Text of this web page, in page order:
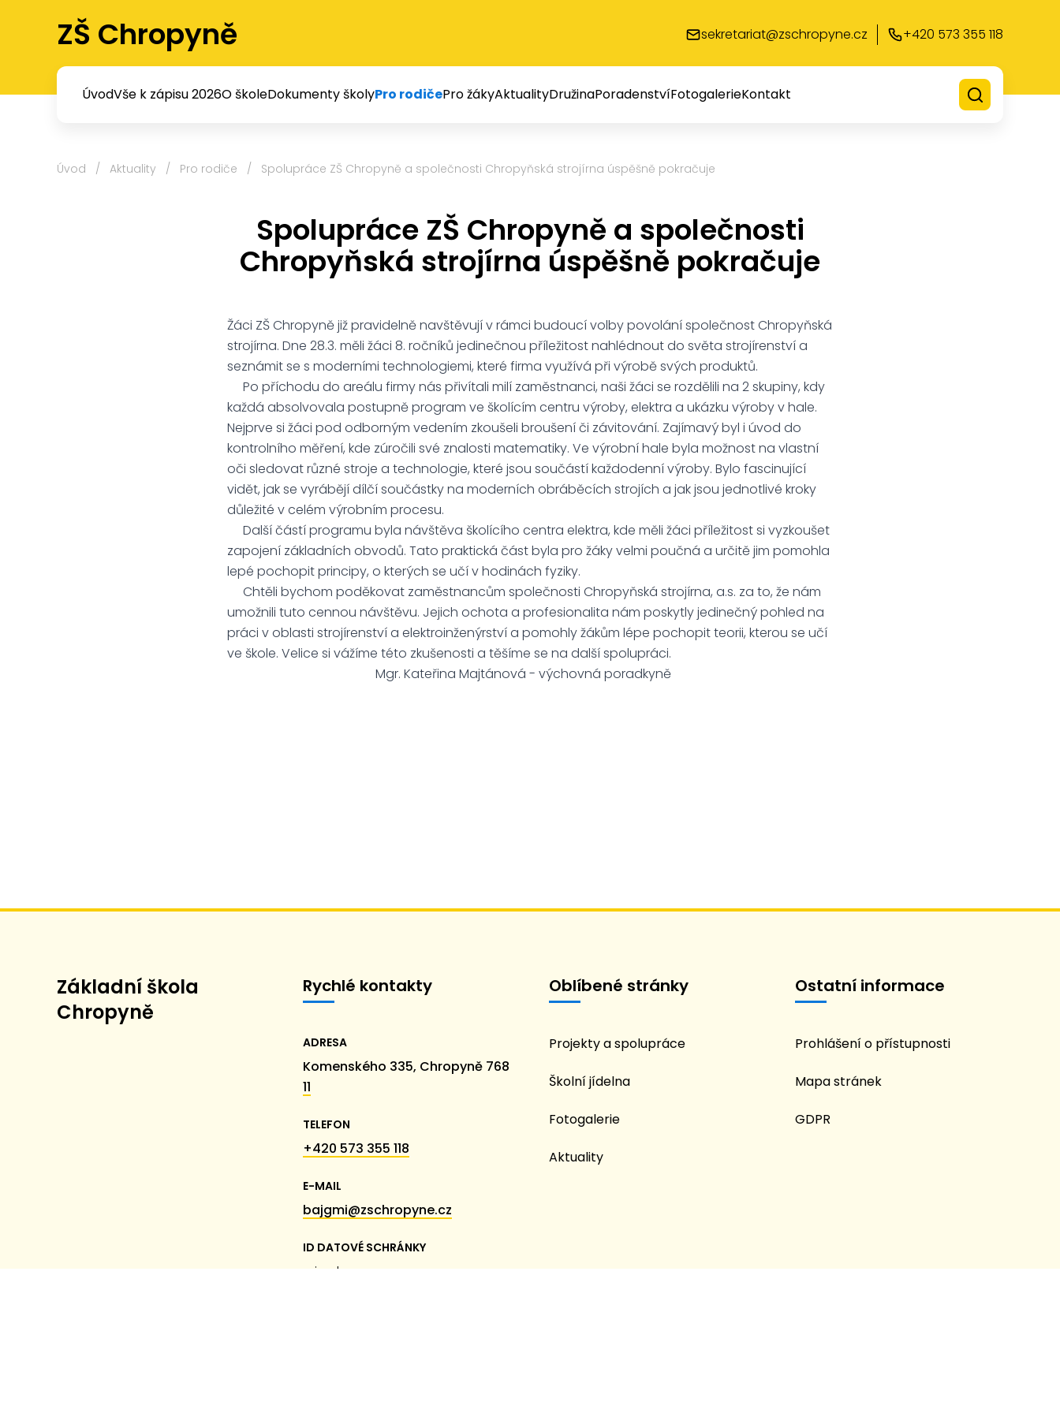
ZŠ Chropyně sekretariat@zschropyne.cz +420 573 355 118
ÚvodVše k zápisu 2026O školeDokumenty školyPro rodičePro žákyAktualityDružinaPoradenstvíFotogalerieKontakt
Úvod / Aktuality / Pro rodiče / Spolupráce ZŠ Chropyně a společnosti Chropyňská strojírna úspěšně pokračuje
Spolupráce ZŠ Chropyně a společnosti
Chropyňská strojírna úspěšně pokračuje
Žáci ZŠ Chropyně již pravidelně navštěvují v rámci budoucí volby povolání společnost Chropyňská
strojírna. Dne 28.3. měli žáci 8. ročníků jedinečnou příležitost nahlédnout do světa strojírenství a
seznámit se s moderními technologiemi, které firma využívá při výrobě svých produktů.
Po příchodu do areálu firmy nás přivítali milí zaměstnanci, naši žáci se rozdělili na 2 skupiny, kdy
každá absolvovala postupně program ve školícím centru výroby, elektra a ukázku výroby v hale.
Nejprve si žáci pod odborným vedením zkoušeli broušení či závitování. Zajímavý byl i úvod do
kontrolního měření, kde zúročili své znalosti matematiky. Ve výrobní hale byla možnost na vlastní
oči sledovat různé stroje a technologie, které jsou součástí každodenní výroby. Bylo fascinující
vidět, jak se vyrábějí dílčí součástky na moderních obráběcích strojích a jak jsou jednotlivé kroky
důležité v celém výrobním procesu.
Další částí programu byla návštěva školícího centra elektra, kde měli žáci příležitost si vyzkoušet
zapojení základních obvodů. Tato praktická část byla pro žáky velmi poučná a určitě jim pomohla
lepé pochopit principy, o kterých se učí v hodinách fyziky.
Chtěli bychom poděkovat zaměstnancům společnosti Chropyňská strojírna, a.s. za to, že nám
umožnili tuto cennou návštěvu. Jejich ochota a profesionalita nám poskytly jedinečný pohled na
práci v oblasti strojírenství a elektroinženýrství a pomohly žákům lépe pochopit teorii, kterou se učí
ve škole. Velice si vážíme této zkušenosti a těšíme se na další spolupráci.
Mgr. Kateřina Majtánová - výchovná poradkyně
Základní škola
Chropyně
Rychlé kontakty
ADRESA
Komenského 335, Chropyně 768
11
TELEFON
+420 573 355 118
E-MAIL
bajgmi@zschropyne.cz
ID DATOVÉ SCHRÁNKY
miumkem
Oblíbené stránky
Projekty a spolupráce
Školní jídelna
Fotogalerie
Aktuality
Ostatní informace
Prohlášení o přístupnosti
Mapa stránek
GDPR